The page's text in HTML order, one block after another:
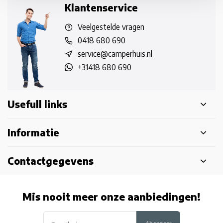
Klantenservice
Veelgestelde vragen
0418 680 690
service@camperhuis.nl
+31418 680 690
Usefull links
Informatie
Contactgegevens
Mis nooit meer onze aanbiedingen!